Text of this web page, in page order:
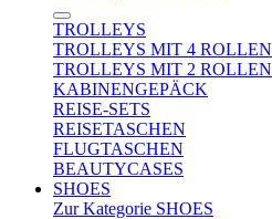
TROLLEYS
TROLLEYS MIT 4 ROLLEN
TROLLEYS MIT 2 ROLLEN
KABINENGEPÄCK
REISE-SETS
REISETASCHEN
FLUGTASCHEN
BEAUTYCASES
SHOES
Zur Kategorie SHOES